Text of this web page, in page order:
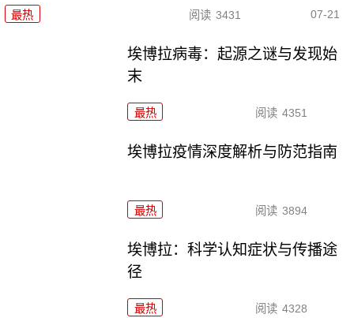
最热 阅读 3431 07-21
埃博拉病毒：起源之谜与发现始
末
最热 阅读 4351
埃博拉疫情深度解析与防范指南
最热 阅读 3894
埃博拉：科学认知症状与传播途
径
最热 阅读 4328